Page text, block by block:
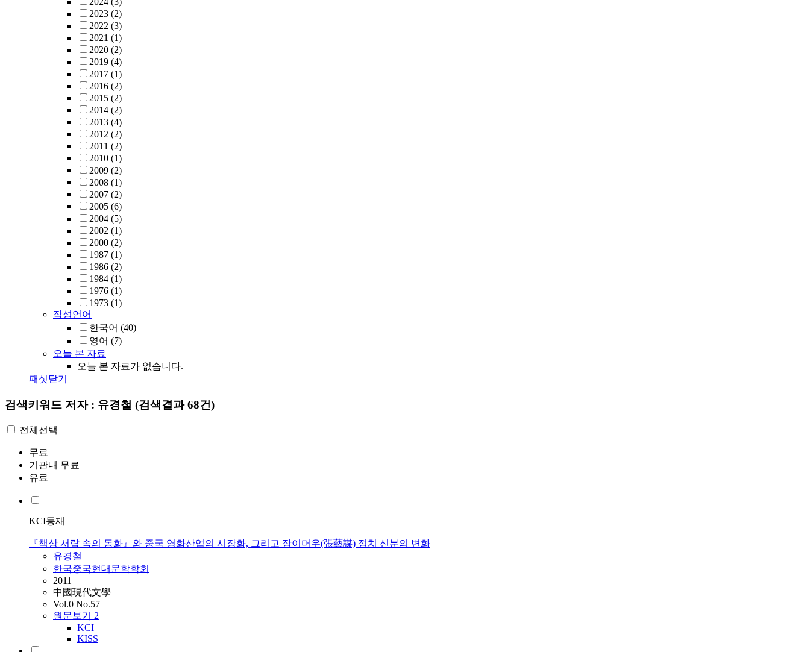
2023 (2)
2022 (3)
2021 (1)
2020 (2)
2019 (4)
2017 (1)
2016 (2)
2015 (2)
2014 (2)
2013 (4)
2012 (2)
2011 (2)
2010 (1)
2009 (2)
2008 (1)
2007 (2)
2005 (6)
2004 (5)
2002 (1)
2000 (2)
1987 (1)
1986 (2)
1984 (1)
1976 (1)
1973 (1)
작성언어
한국어 (40)
영어 (7)
오늘 본 자료
오늘 본 자료가 없습니다.
패싯닫기
검색키워드 저자 : 유경철 (검색결과 68건)
전체선택
무료
기관내 무료
유료
KCI등재
『책상 서랍 속의 동화』와 중국 영화산업의 시장화, 그리고 장이머우(張藝謀) 정치 신분의 변화
유경철
한국중국현대문학학회
2011
中國現代文學
Vol.0 No.57
원문보기 2
KCI
KISS